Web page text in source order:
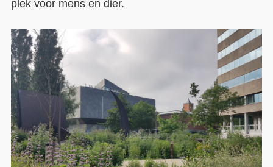
plek voor mens en dier.